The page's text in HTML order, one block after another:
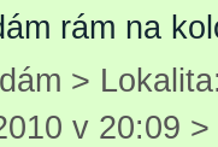
rám na
>
v 20:09 >